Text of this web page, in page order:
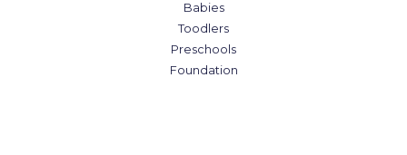
Babies
Toodlers
Preschools
Foundation